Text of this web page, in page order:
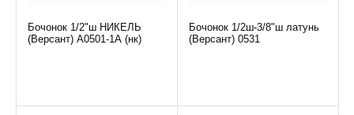
Бочонок 1/2"ш НИКЕЛЬ
(Версант) А0501-1А (нк)
Бочонок 1/2ш-3/8"ш латунь
(Версант) 0531